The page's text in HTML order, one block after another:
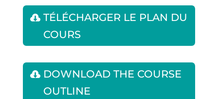
TÉLÉCHARGER LE PLAN DU
COURS
DOWNLOAD THE COURSE
OUTLINE